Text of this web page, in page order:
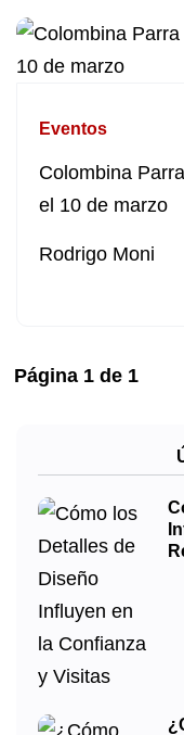
Eventos
Colombina
el 10 de marzo
Rodrigo Moni
Página 1 de 1